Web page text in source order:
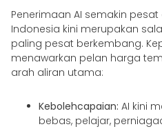
Penerimaan AI semakin
Indonesia kini merupakan
paling pesat berkembang.
menawarkan pelan harga
arah aliran utama:
Kebolehcapaian: AI kini
bebas, pelajar,